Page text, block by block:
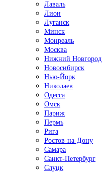
Лаваль
Лион
Луганск
Минск
Монреаль
Москва
Нижний Новгород
Новосибирск
Нью-Йорк
Николаев
Одесса
Омск
Париж
Пермь
Рига
Ростов-на-Дону
Самара
Санкт-Петербург
Слуцк